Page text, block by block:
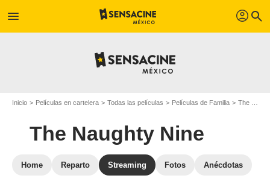
menu profil search
Inicio Películas en cartelera Todas las películas Películas de Familia The Naughty Nine
The Naughty Nine
Home Reparto Streaming Fotos Anécdotas